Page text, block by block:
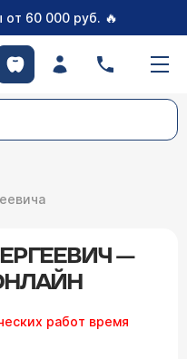
от 60 000 руб. 🔥
—
работ время